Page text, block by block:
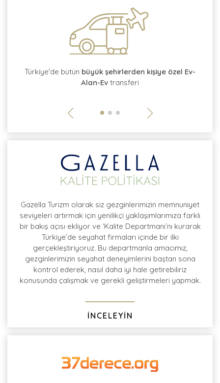
Türkiye'de bütün büyük şehirlerden kişiye özel Ev-
Alan-Ev transferi
Gazella Turizm olarak siz gezginlerimizin memnuniyet
seviyeleri artırmak için yenilikçi yaklaşımlarımıza farklı
bir bakış açısı ekliyor ve ‘Kalite Departmanı’nı kurarak
Türkiye’de seyahat firmaları içinde bir ilki
gerçekleştiriyoruz. Bu departmanla amacımız,
gezginlerimizin seyahat deneyimlerini baştan sona
kontrol ederek, nasıl daha iyi hale getirebiliriz
konusunda çalışmak ve gerekli geliştirmeleri yapmak.
İNCELEYİN